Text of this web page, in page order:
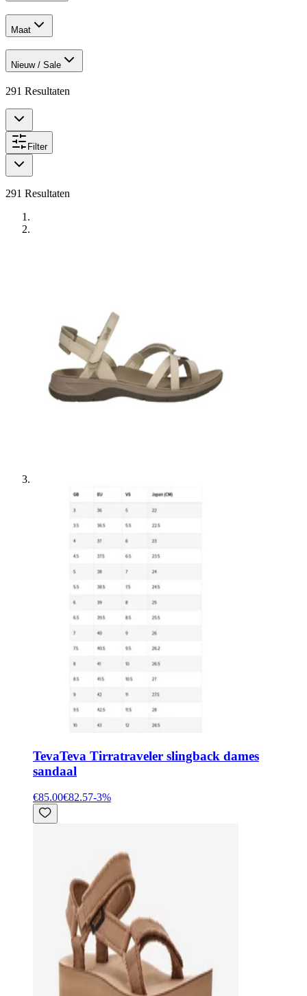
Maat
Nieuw / Sale
291 Resultaten
Filter
291 Resultaten
TevaTeva Tirratraveler slingback dames
sandaal
€85.00€82.57-3%